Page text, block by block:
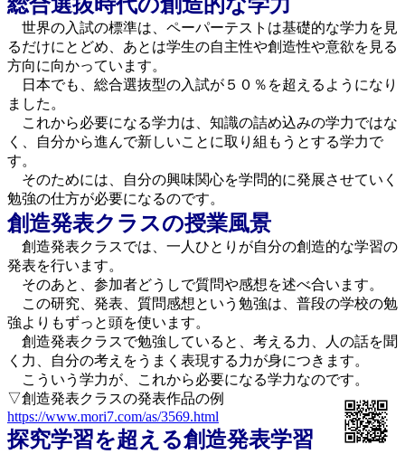
総合選抜時代の創造的な学力
世界の入試の標準は、ペーパーテストは基礎的な学力を見
るだけにとどめ、あとは学生の自主性や創造性や意欲を見る
方向に向かっています。
日本でも、総合選抜型の入試が５０％を超えるようになり
ました。
これから必要になる学力は、知識の詰め込みの学力ではな
く、自分から進んで新しいことに取り組もうとする学力で
す。
そのためには、自分の興味関心を学問的に発展させていく
勉強の仕方が必要になるのです。
創造発表クラスの授業風景
創造発表クラスでは、一人ひとりが自分の創造的な学習の
発表を行います。
そのあと、参加者どうしで質問や感想を述べ合います。
この研究、発表、質問感想という勉強は、普段の学校の勉
強よりもずっと頭を使います。
創造発表クラスで勉強していると、考える力、人の話を聞
く力、自分の考えをうまく表現する力が身につきます。
こういう学力が、これから必要になる学力なのです。
▽創造発表クラスの発表作品の例
https://www.mori7.com/as/3569.html
探究学習を超える創造発表学習